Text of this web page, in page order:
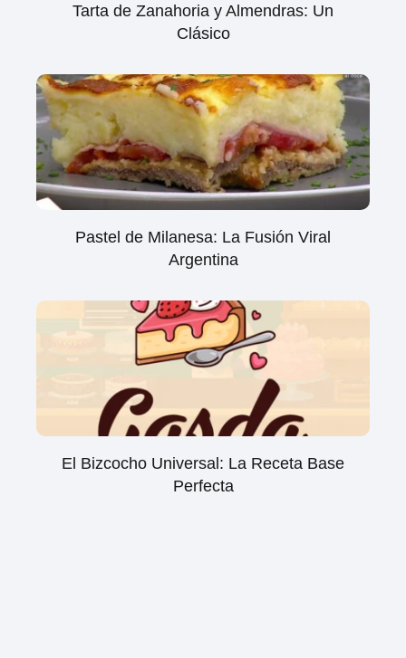
Tarta de Zanahoria y Almendras: Un
Clásico
Pastel de Milanesa: La Fusión Viral
Argentina
El Bizcocho Universal: La Receta Base
Perfecta